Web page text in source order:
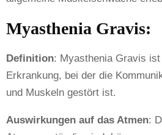
Myasthenia Gravis:
Definition: Myasthenia Gravis
Erkrankung, bei der die
und Muskeln gestört ist.
Auswirkungen auf das Atmen: